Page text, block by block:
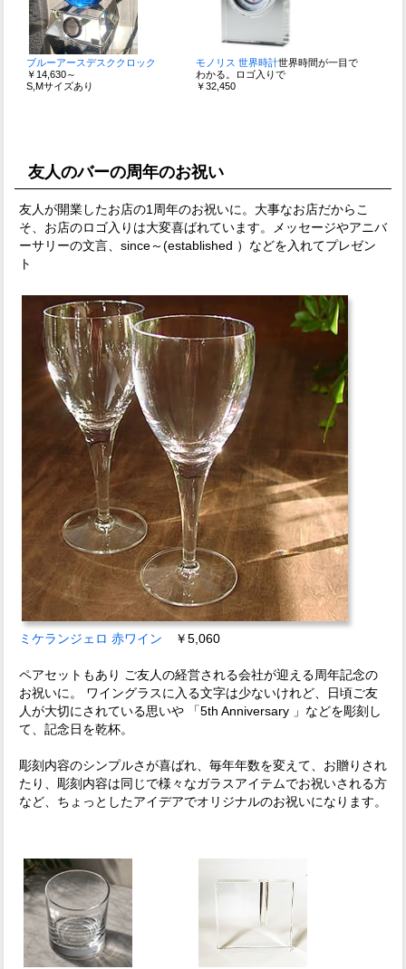
ブルーアースデスククロック
￥14,630～
S,Mサイズあり
モノリス 世界時計世界時間が一目で
わかる。ロゴ入りで
￥32,450
友人のバーの周年のお祝い
友人が開業したお店の1周年のお祝いに。大事なお店だからこ
そ、お店のロゴ入りは大変喜ばれています。メッセージやアニバ
ーサリーの文言、since～(established ）などを入れてプレゼン
ト
ミケランジェロ 赤ワイン ￥5,060
ペアセットもあり ご友人の経営される会社が迎える周年記念の
お祝いに。 ワイングラスに入る文字は少ないけれど、日頃ご友
人が大切にされている思いや 「5th Anniversary 」などを彫刻し
て、記念日を乾杯。
彫刻内容のシンプルさが喜ばれ、毎年年数を変えて、お贈りされ
たり、彫刻内容は同じで様々なガラスアイテムでお祝いされる方
など、ちょっとしたアイデアでオリジナルのお祝いになります。